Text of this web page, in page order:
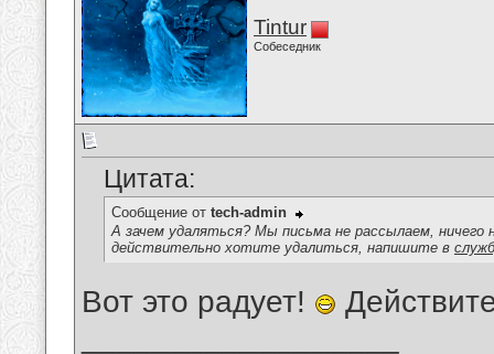
Tintur
Собеседник
Цитата:
Сообщение от tech-admin
А зачем удаляться? Мы письма не рассылаем,
действительно хотите удалиться, напишите в
Вот это радует!